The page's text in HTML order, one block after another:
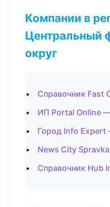
Компании в
Центральный
округ
Справочник Fast
ИП Portal Online
Город Info
News City
Справочник Hub